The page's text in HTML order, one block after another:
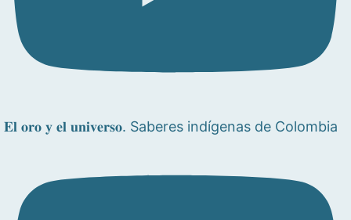
𝐄𝐥 𝐨𝐫𝐨 𝐲 𝐞𝐥 𝐮𝐧𝐢𝐯𝐞𝐫𝐬𝐨. Saberes indígenas de Colombia